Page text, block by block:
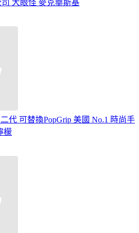
大眼怪 麥克華斯基
二代 可替換PopGrip 美國 No.1 時尚手
檬